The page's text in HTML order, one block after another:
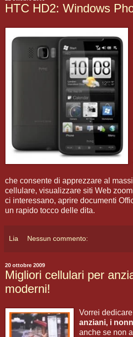
HTC HD2: Windows
che consente di apprezzare al
cellulare, visualizzare siti Web
ci interessano, aprire documenti
un rapido tocco delle dita.
Lia Nessun commento:
20 ottobre 2009
Migliori cellulari per
moderni!
Vorrei
anziani, i
anche se non